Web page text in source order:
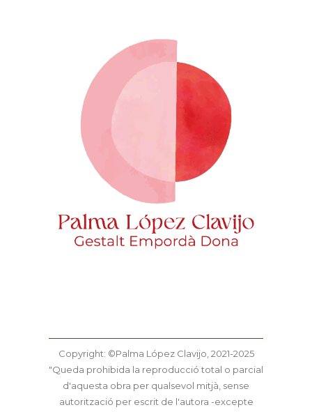
Copyright: ©Palma López Clavijo, 2021-2025
"Queda prohibida la reproducció total o parcial
d'aquesta obra per qualsevol mitjà, sense
autorització per escrit de l'autora -excepte